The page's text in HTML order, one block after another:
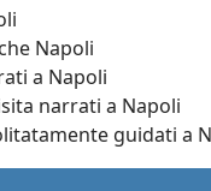
Napoli
a Napoli
narrati a Napoli
guidati a